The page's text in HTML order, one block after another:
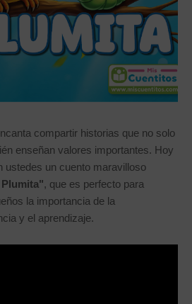
compartir historias que no solo
enseñan valores importantes. Hoy
ustedes un cuento maravilloso
, que es perfecto para
la importancia de la
y el aprendizaje.